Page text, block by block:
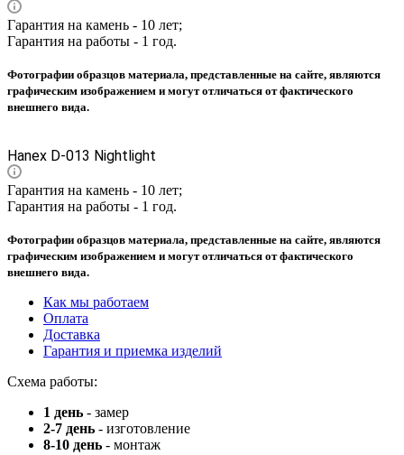
Гарантия на камень - 10 лет;
Гарантия на работы - 1 год.
Фотографии образцов материала, представленные на сайте, являются
графическим изображением и могут отличаться от фактического
внешнего вида.
Hanex D-013 Nightlight
Гарантия на камень - 10 лет;
Гарантия на работы - 1 год.
Фотографии образцов материала, представленные на сайте, являются
графическим изображением и могут отличаться от фактического
внешнего вида.
Как мы работаем
Оплата
Доставка
Гарантия и приемка изделий
Схема работы:
1 день - замер
2-7 день - изготовление
8-10 день - монтаж